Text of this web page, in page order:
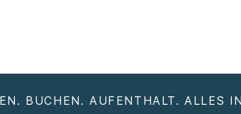
BUCHEN. AUFENTHALT. ALLES